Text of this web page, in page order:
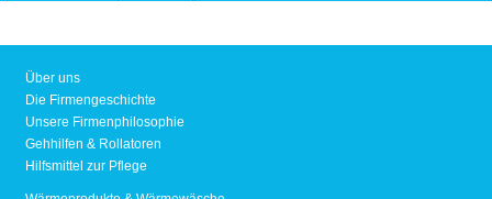
Über uns
Die Firmengeschichte
Unsere Firmenphilosophie
Gehhilfen & Rollatoren
Hilfsmittel zur Pflege